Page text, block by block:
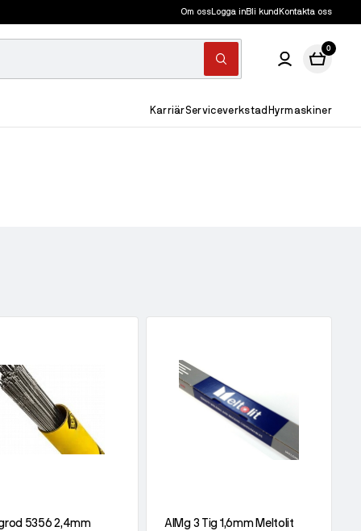
Om ossLogga inBli kund Kontakta oss
0
KarriärServiceverkstad Hyrmaskiner
5356 2,4mm
AlMg 3 Tig 1,6mm Meltolit